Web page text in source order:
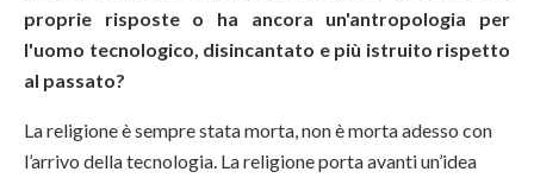
proprie risposte o ha ancora un'antropologia per
l'uomo tecnologico, disincantato e più istruito rispetto
al passato?
La religione è sempre stata morta, non è morta adesso con
l’arrivo della tecnologia. La religione porta avanti un’idea